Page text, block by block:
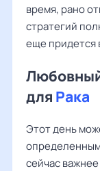
время, рано
стратегий
еще придется
для Рака
Этот день
сейчас